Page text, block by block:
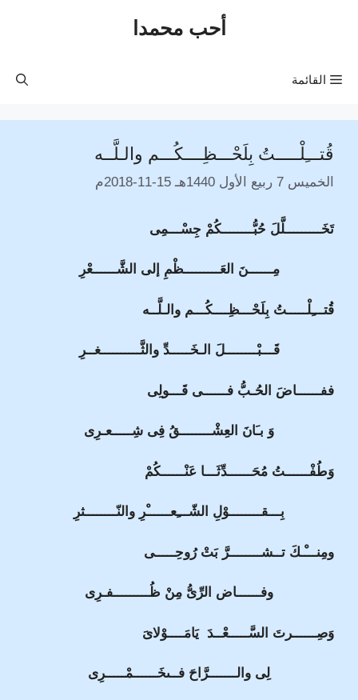
أحب محمدا
القائمة
قُتـــِلْـــــتُ بِلَحْـــظِــــكُـــم والـلَّــه
الخميس 7 ربيع الأول 1440هـ 15-11-2018م
تَخَـــــــــلَّلَ حُبُّــــــــكُمْ جِسْـــمِى
مِــــــنَ العَـــــــــظْمِ إلى الشَّــــــعْرِ
قُتـــِلْـــــتُ بِلَحْـــظِــــكُـــم والـلَّــه
قَـــبْــــــــلَ الـخَـــــدِّ والثَّــــــــــغــرِ
ففــــــاضَ الحُـبُّ فــــــى قَـــولِى
وَ بـَانَ العِشْــــــــقُ فِى شِـــــعـرِى
وَطُفْــــــتُ مُحَــــــدِّثَـــا عَنْــــــكُمْ
بِـــقــــــــوْلِ الشّـــِعــــــْرِ والنّــــــــثرِ
ومِنـــْـكَ تــشــــــــرَّ بَتْ رُوحِـــــى
وفــــــاض الرِّىُّ مِنْ ظُـــــــــفـرِى
وَصِــــــرتَ السَّـــــعْــدَ يَامَــــوْلاىَ
لِى والـــــــرَّاحَ فــىخَــــــمْـــــرِى